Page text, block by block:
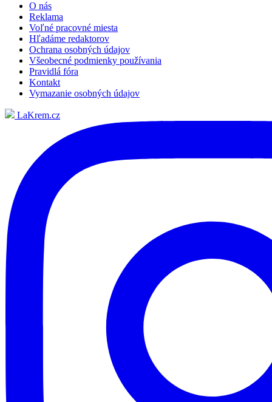
O nás
Reklama
Voľné pracovné miesta
Hľadáme redaktorov
Ochrana osobných údajov
Všeobecné podmienky používania
Pravidlá fóra
Kontakt
Vymazanie osobných údajov
LaKrem.cz